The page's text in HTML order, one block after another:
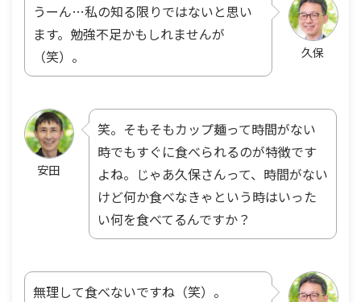
久保
うーん…私の知る限りではないと思い
ます。勉強不足かもしれませんが
（笑）。
安田
笑。そもそもカップ麺って時間がない
時でもすぐに食べられるのが特徴です
よね。じゃあ久保さんって、時間がない
けど何か食べなきゃという時はいった
い何を食べてるんですか？
無理して食べないですね（笑）。